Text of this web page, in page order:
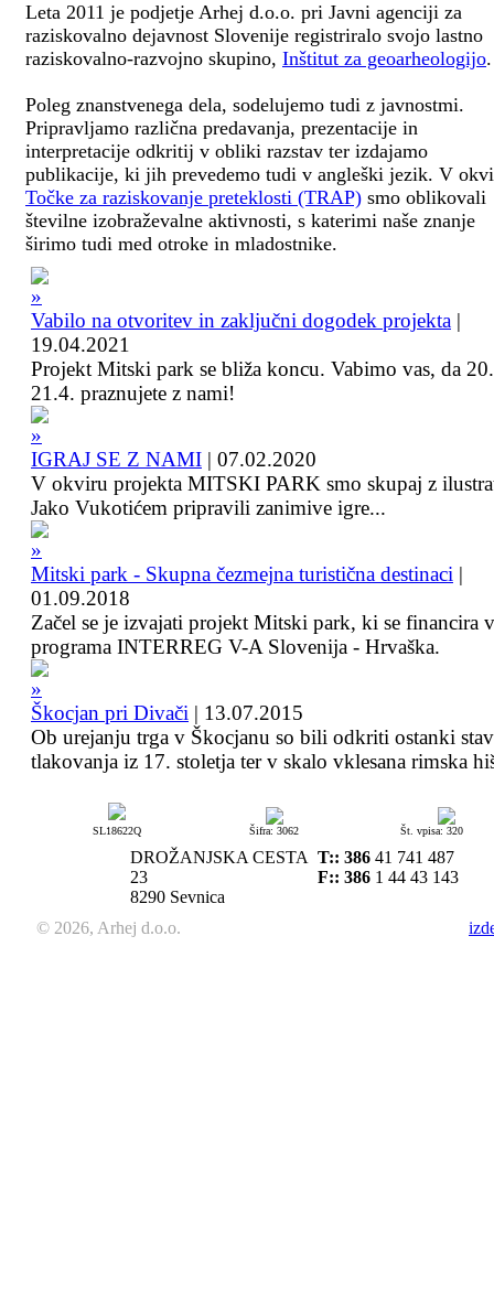
Leta 2011 je podjetje Arhej d.o.o. pri Javni agenciji za
raziskovalno dejavnost Slovenije registriralo svojo lastno
raziskovalno-razvojno skupino, Inštitut za geoarheologijo.
Poleg znanstvenega dela, sodelujemo tudi z javnostmi.
Pripravljamo različna predavanja, prezentacije in
interpretacije odkritij v obliki razstav ter izdajamo
publikacije, ki jih prevedemo tudi v angleški jezik. V
Točke za raziskovanje preteklosti (TRAP) smo oblikovali
številne izobraževalne aktivnosti, s katerimi naše znanje
širimo tudi med otroke in mladostnike.
Vabilo na otvoritev in zaključni dogodek projekta |
19.04.2021
Projekt Mitski park se bliža koncu. Vabimo vas, da
21.4. praznujete z nami!
IGRAJ SE Z NAMI | 07.02.2020
V okviru projekta MITSKI PARK smo skupaj z
Jako Vukotićem pripravili zanimive igre...
Mitski park - Skupna čezmejna turistična destinaci |
01.09.2018
Začel se je izvajati projekt Mitski park, ki se financira
programa INTERREG V-A Slovenija - Hrvaška.
Škocjan pri Divači | 13.07.2015
Ob urejanju trga v Škocjanu so bili odkriti ostanki
tlakovanja iz 17. stoletja ter v skalo vklesana rimska
SL18622Q Šifra: 3062 Št. vpisa: 320
DROŽANJSKA CESTA
23
8290 Sevnica
T:: 386 41 741 487
F:: 386 1 44 43 143
© 2026, Arhej d.o.o.